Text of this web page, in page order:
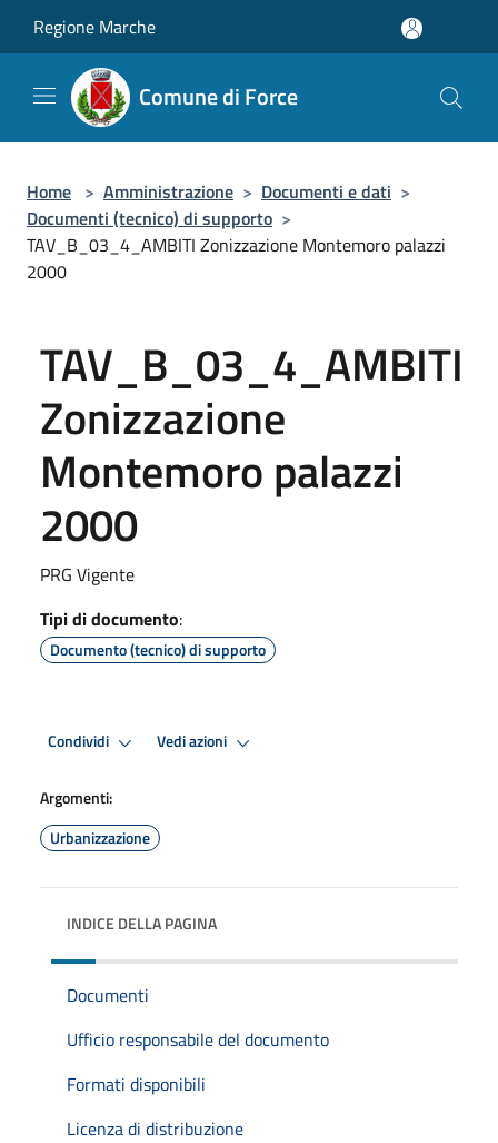
Regione Marche
Comune di Force
Home > Amministrazione > Documenti e dati >
Documenti (tecnico) di supporto >
TAV_B_03_4_AMBITI Zonizzazione Montemoro palazzi
2000
TAV_B_03_4_AMBITI
Zonizzazione
Montemoro palazzi
2000
PRG Vigente
Tipi di documento:
Documento (tecnico) di supporto
Condividi Vedi azioni
Argomenti:
Urbanizzazione
INDICE DELLA PAGINA
Documenti
Ufficio responsabile del documento
Formati disponibili
Licenza di distribuzione